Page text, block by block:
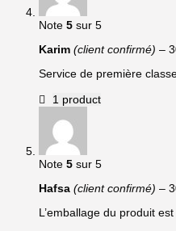
Note 5 sur 5
Karim (client confirmé) –
Service de première
1 product
Note 5 sur 5
Hafsa (client confirmé) –
L’emballage du produit est